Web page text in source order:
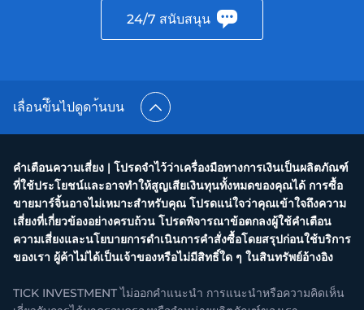
24/7 สนับสนุน
เลื่อนข้ึนไปดูดา้นบน
คำเตือนความเสี่ยง | โปรดจำไว้ว่าเครื่องมือทางการเงินเป็นผลิตภัณฑ์
ที่ใช้ประโยชน์และอาจทำให้สูญเสียเงินทุนทั้งหมดของคุณได้ การซื้อ
ขายมาร์จิ้นอาจไม่เหมาะสำหรับคุณ โปรดแน่ใจว่าคุณเข้าใจถึงความ
เสี่ยงที่เกี่ยวข้องอย่างครบถ้วน โปรดพิจารณาข้อตกลงผู้ใช้คำเตือน
ความเสี่ยงและนโยบายการดำเนินการคำสั่งซื้อโดยสรุปก่อนใช้บริการ
ของเรา ผู้ค้าไม่ได้เป็นเจ้าของหรือไม่มีสิทธิ์ใด ๆ ในสินทรัพย์อ้างอิง
TICK INVESTMENT ไม่ออกคำแนะนำ การแนะนำหรือความคิดเห็น